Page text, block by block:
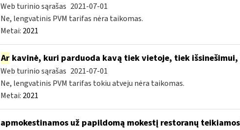
Web turinio sąrašas 2021-07-01
Ne, lengvatinis PVM tarifas nėra taikomas.
Metai: 2021
Arkavinė, kuri parduoda kavą tiek vietoje, tiek
Web turinio sąrašas 2021-07-01
Ne, lengvatinis PVM tarifas tokiu atveju nėra taikomas.
Metai: 2021
apmokestinamos už papildomą mokestį restoranų